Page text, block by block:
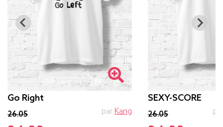
Go Right
26.05 par Kang
SEXY-SCORE
26.05